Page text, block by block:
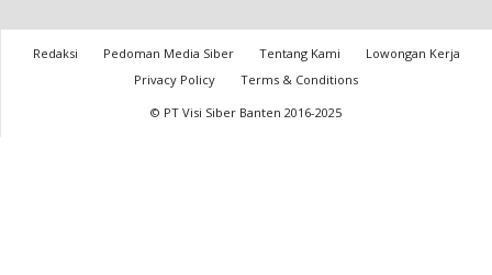
Redaksi Pedoman Media Siber Tentang Kami
Lowongan Kerja
Privacy Policy
Terms & Conditions
© PT Visi Siber Banten 2016-2025